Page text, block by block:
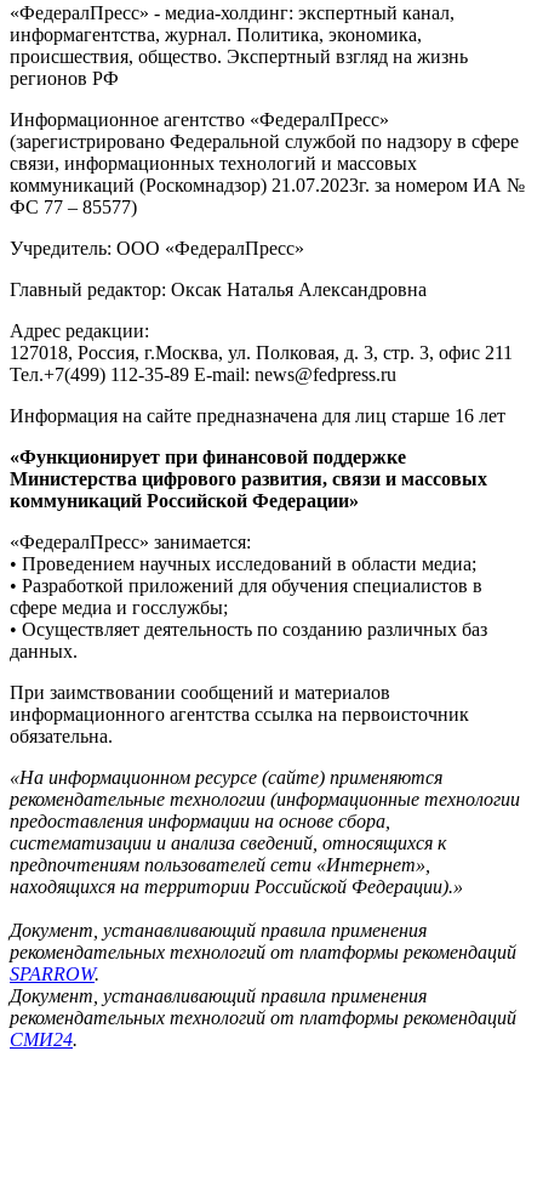
«ФедералПресс» - медиа-холдинг: экспертный канал,
информагентства, журнал. Политика, экономика,
происшествия, общество. Экспертный взгляд на жизнь
регионов РФ
Информационное агентство «ФедералПресс»
(зарегистрировано Федеральной службой по надзору в сфере
связи, информационных технологий и массовых
коммуникаций (Роскомнадзор) 21.07.2023г. за номером ИА №
ФС 77 – 85577)
Учредитель: ООО «ФедералПресс»
Главный редактор: Оксак Наталья Александровна
Адрес редакции:
127018, Россия, г.Москва, ул. Полковая, д. 3, стр. 3, офис 211
Тел.+7(499) 112-35-89 E-mail: news@fedpress.ru
Информация на сайте предназначена для лиц старше 16 лет
«Функционирует при финансовой поддержке
Министерства цифрового развития, связи и массовых
коммуникаций Российской Федерации»
«ФедералПресс» занимается:
• Проведением научных исследований в области медиа;
• Разработкой приложений для обучения специалистов в
сфере медиа и госслужбы;
• Осуществляет деятельность по созданию различных баз
данных.
При заимствовании сообщений и материалов
информационного агентства ссылка на первоисточник
обязательна.
«На информационном ресурсе (сайте) применяются
рекомендательные технологии (информационные технологии
предоставления информации на основе сбора,
систематизации и анализа сведений, относящихся к
предпочтениям пользователей сети «Интернет»,
находящихся на территории Российской Федерации).»
Документ, устанавливающий правила применения
рекомендательных технологий от платформы рекомендаций
SPARROW.
Документ, устанавливающий правила применения
рекомендательных технологий от платформы рекомендаций
СМИ24.